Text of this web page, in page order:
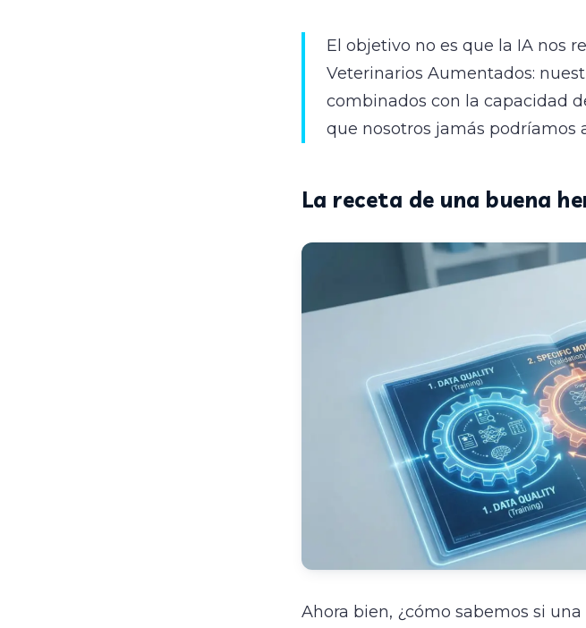
El objetivo no es que la IA nos
Veterinarios Aumentados:
combinados con la capacidad
que nosotros jamás podríamos
La receta de una buena
Ahora bien, ¿cómo sabemos si